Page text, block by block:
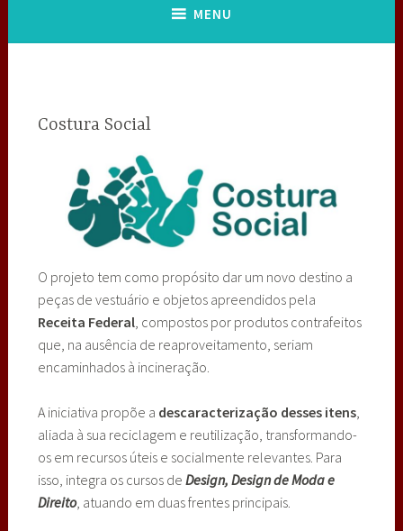
MENU
Costura Social
O projeto tem como propósito dar um novo destino a
peças de vestuário e objetos apreendidos pela
Receita Federal, compostos por produtos contrafeitos
que, na ausência de reaproveitamento, seriam
encaminhados à incineração.
A iniciativa propõe a descaracterização desses itens,
aliada à sua reciclagem e reutilização, transformando-
os em recursos úteis e socialmente relevantes. Para
isso, integra os cursos de Design, Design de Moda e
Direito, atuando em duas frentes principais.